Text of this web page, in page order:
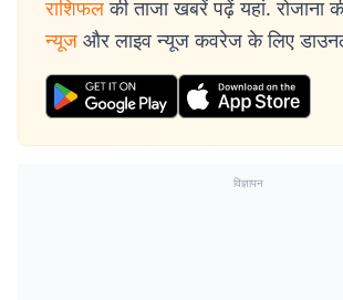
राशिफल की ताजा खबरें पढ़ें यहां. रोजाना
न्यूज और लाइव न्यूज कवरेज के लिए
विज्ञापन